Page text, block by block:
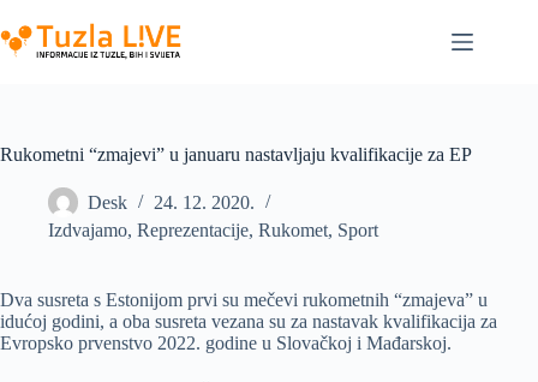
to
content
Rukometni “zmajevi” u januaru nastavljaju kvalifikacije za EP
Desk
24. 12. 2020.
Izdvajamo, Reprezentacije, Rukomet, Sport
Dva susreta s Estonijom prvi su mečevi rukometnih “zmajeva” u
idućoj godini, a oba susreta vezana su za nastavak kvalifikacija za
Evropsko prvenstvo 2022. godine u Slovačkoj i Mađarskoj.